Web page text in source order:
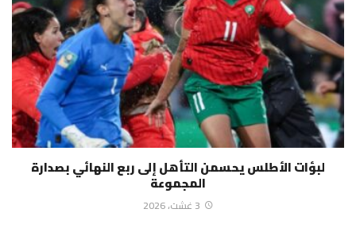
لبؤات الأطلس يحسمن التأهل إلى ربع النهائي بصدارة
المجموعة
3 غشت، 2026